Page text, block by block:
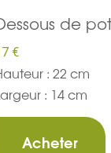
de
€
: 22 cm
: 14 cm
Acheter